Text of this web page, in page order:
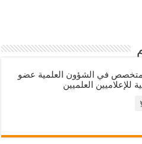
في الشؤون العلمية عضو
للإعلاميين العلميين